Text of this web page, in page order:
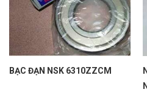
BẠC ĐẠN NSK 6310ZZCM